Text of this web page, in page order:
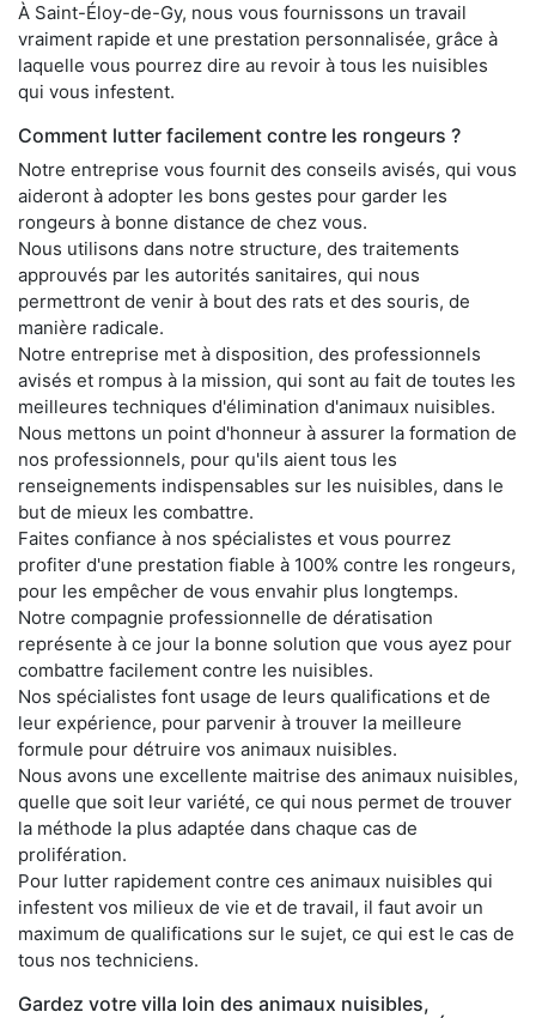
À Saint-Éloy-de-Gy, nous vous fournissons un travail
vraiment rapide et une prestation personnalisée, grâce à
laquelle vous pourrez dire au revoir à tous les nuisibles
qui vous infestent.
Comment lutter facilement contre les rongeurs ?
Notre entreprise vous fournit des conseils avisés, qui vous
aideront à adopter les bons gestes pour garder les
rongeurs à bonne distance de chez vous.
Nous utilisons dans notre structure, des traitements
approuvés par les autorités sanitaires, qui nous
permettront de venir à bout des rats et des souris, de
manière radicale.
Notre entreprise met à disposition, des professionnels
avisés et rompus à la mission, qui sont au fait de toutes les
meilleures techniques d'élimination d'animaux nuisibles.
Nous mettons un point d'honneur à assurer la formation de
nos professionnels, pour qu'ils aient tous les
renseignements indispensables sur les nuisibles, dans le
but de mieux les combattre.
Faites confiance à nos spécialistes et vous pourrez
profiter d'une prestation fiable à 100% contre les rongeurs,
pour les empêcher de vous envahir plus longtemps.
Notre compagnie professionnelle de dératisation
représente à ce jour la bonne solution que vous ayez pour
combattre facilement contre les nuisibles.
Nos spécialistes font usage de leurs qualifications et de
leur expérience, pour parvenir à trouver la meilleure
formule pour détruire vos animaux nuisibles.
Nous avons une excellente maitrise des animaux nuisibles,
quelle que soit leur variété, ce qui nous permet de trouver
la méthode la plus adaptée dans chaque cas de
prolifération.
Pour lutter rapidement contre ces animaux nuisibles qui
infestent vos milieux de vie et de travail, il faut avoir un
maximum de qualifications sur le sujet, ce qui est le cas de
tous nos techniciens.
Gardez votre villa loin des animaux nuisibles,